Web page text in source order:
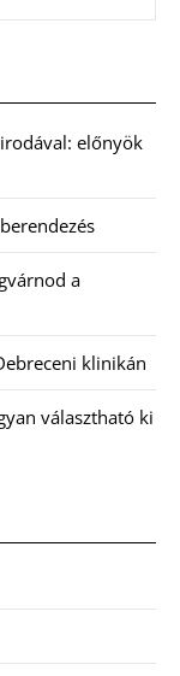
előnyök
a
klinikán
választható ki